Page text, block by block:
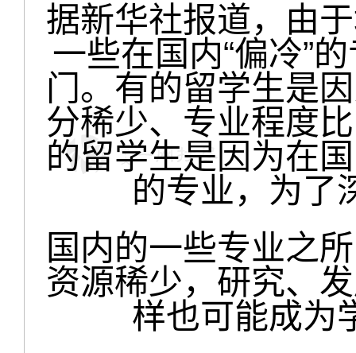
据新华社报道，由
一些在国内“偏冷”
门。有的留学生是
分稀少、专业程度
的留学生是因为在
的专业，为了
国内的一些专业之
资源稀少，研究、
样也可能成为